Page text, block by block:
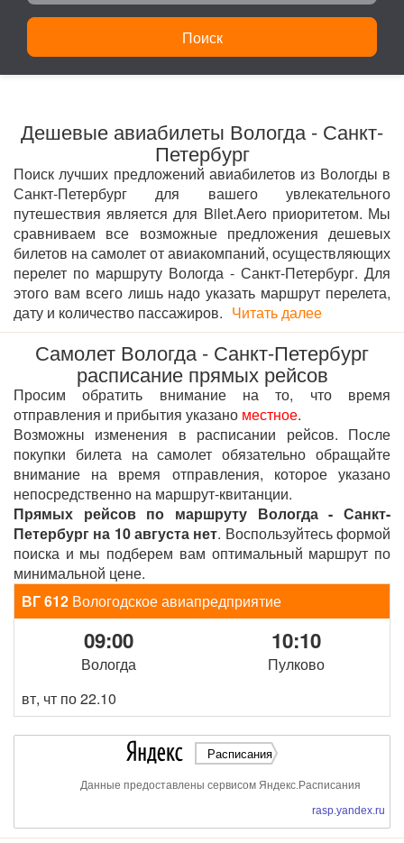
Поиск
Дешевые авиабилеты Вологда - Санкт-
Петербург
Поиск лучших предложений авиабилетов из Вологды в
Санкт-Петербург для вашего увлекательного
путешествия является для Bilet.Aero приоритетом. Мы
сравниваем все возможные предложения дешевых
билетов на самолет от авиакомпаний, осуществляющих
перелет по маршруту Вологда - Санкт-Петербург. Для
этого вам всего лишь надо указать маршрут перелета,
дату и количество пассажиров. Читать далее
Самолет Вологда - Санкт-Петербург
расписание прямых рейсов
Просим обратить внимание на то, что время
отправления и прибытия указано местное.
Возможны изменения в расписании рейсов. После
покупки билета на самолет обязательно обращайте
внимание на время отправления, которое указано
непосредственно на маршрут-квитанции.
Прямых рейсов по маршруту Вологда - Санкт-
Петербург на 10 августа нет. Воспользуйтесь формой
поиска и мы подберем вам оптимальный маршрут по
минимальной цене.
ВГ 612 Вологодское авиапредприятие
09:00
Вологда
10:10
Пулково
вт, чт по 22.10
Расписания
Данные предоставлены сервисом Яндекс.Расписания
rasp.yandex.ru